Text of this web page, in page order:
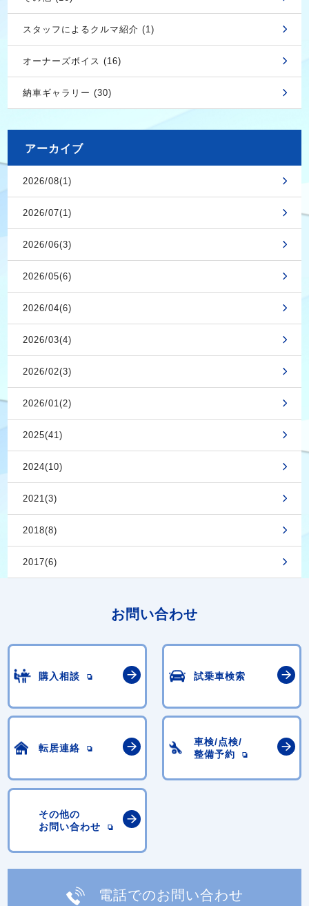
スタッフによるクルマ紹介 (1)
オーナーズボイス (16)
納車ギャラリー (30)
アーカイブ
2026/08(1)
2026/07(1)
2026/06(3)
2026/05(6)
2026/04(6)
2026/03(4)
2026/02(3)
2026/01(2)
2025(41)
2024(10)
2021(3)
2018(8)
2017(6)
お問い合わせ
購入相談 試乗車検索
転居連絡
車検/点検/
整備予約
その他の
お問い合わせ
電話でのお問い合わせ